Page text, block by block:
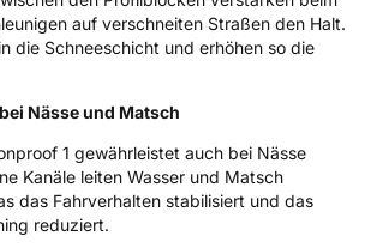
auf verschneiten Straßen den Halt.
die Schneeschicht und erhöhen so die
Nässe und Matsch
1 gewährleistet auch bei Nässe
Kanäle leiten Wasser und Matsch
das Fahrverhalten stabilisiert und das
reduziert.